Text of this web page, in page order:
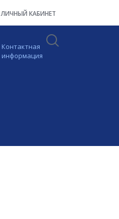
ЛИЧНЫЙ КАБИНЕТ
Контактная
информация